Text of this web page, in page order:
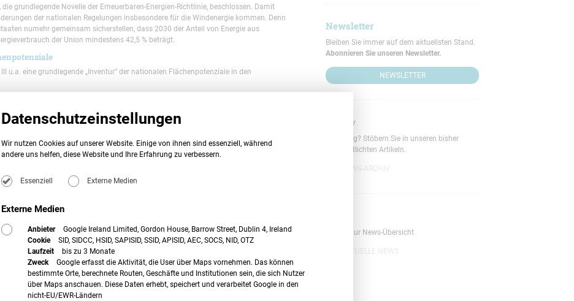
die grundlegende Novelle der Erneuerbaren-Energien-Richtlinie, beschlossen. Damit
der nationalen Regelungen insbesondere für die Windenergie kommen. Denn
numehr gemeinsam sicherstellen, dass 2030 der Anteil von Energie aus
der Union mindestens 42,5 % beträgt.
u.a. eine grundlegende „Inventur“ der nationalen Flächenpotenziale in den
von 18 Monaten nach Inkrafttreten der Richtlinie sog. Erneuerbare-Energien-
hierunter Gebiete, die für das Erreichen der jeweiligen nationalen Beiträge für das
„koordinierte Erfassung“ der Gebiete. Zweckmäßigerweise ist es aber erlaubt,
Die künftigen EE-Gebiete dürften daher vermutlich mit den bisherigen
bauleitplanerischen Konzentrationszonen weitgehend identisch sein.
sodann innerhalb von 27 Monaten nach Inkrafttreten der Richtlinie
Das sind Flächen für Anlagen zur Erzeugung Energie aus erneuerbaren Quellen, die
Nutzung voraussichtlich keine „
Natura-2000-Gebiete von vornherein komplett ausgenommen. Im Übrigen müssen
verhältnismäßigen Instrumente und
nutzen.
müssen die zuständigen nationalen Behörden in eigens verabschiedeten Plänen
Behörden „
geeignete Regeln für wirksame Minderungsmaßnahmen“festlegen, die bei
erneuerbarer Energie zu ergreifen sind, „um mögliche negative Umweltauswirkungen
ist, gegebenenfalls erheblich zu verringern“– wohlgemerkt in jenen Plänen, die die
Zwar sieht Art. 15c Abs. 4 eine Vereinfachungsmöglichkeit vor: Die
Newsletter
Bleiben Sie immer auf dem aktuellsten Stand.
Abonnieren Sie unseren Newsletter.
NEWSLETTER
Archiv
Neugierig? Stöbern Sie in unseren bisher
veröffentlichten Artikeln.
NEWS-ARCHIV
Zurück zur News-Übersicht
AKTUELLE NEWS
Datenschutzeinstellungen
Wir nutzen Cookies auf unserer Website. Einige von ihnen sind essenziell, während
andere uns helfen, diese Website und Ihre Erfahrung zu verbessern.
Essenziell Externe Medien
Externe Medien
Anbieter
Google Ireland Limited, Gordon House, Barrow Street, Dublin 4, Ireland
Cookie
SID, SIDCC, HSID, SAPISID, SSID, APISID, AEC, SOCS, NID, OTZ
Laufzeit
bis zu 3 Monate
Zweck
Google erfasst die Aktivität, die User über Maps vornehmen. Das können
bestimmte Orte, berechnete Routen, Geschäfte und Institutionen sein, die sich Nutzer
über Maps anschauen. Diese Daten erhebt, speichert und verarbeitet Google in den
nicht-EU/EWR-Ländern